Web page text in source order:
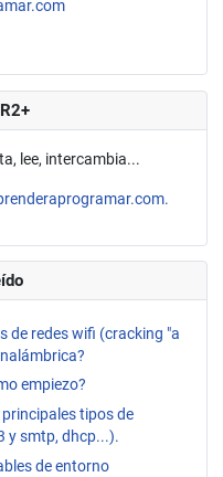
lee, intercambia...
de redes wifi (cracking "a
empiezo?
tipos de
y smtp, dhcp...).
de entorno